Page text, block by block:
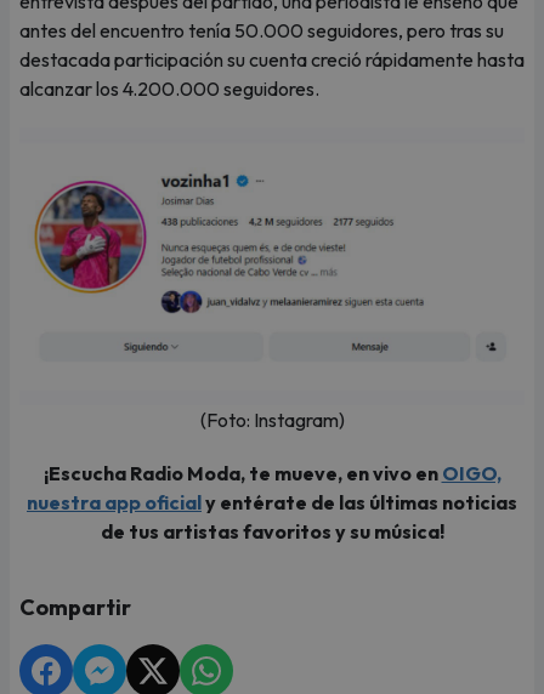
antes del encuentro tenía 50.000 seguidores, pero tras su
destacada participación su cuenta creció rápidamente hasta
alcanzar los 4.200.000 seguidores.
(Foto: Instagram)
¡Escucha Radio Moda, te mueve, en vivo en OIGO,
nuestra app oficialy entérate de las últimas noticias
de tus artistas favoritos y su música!
Compartir